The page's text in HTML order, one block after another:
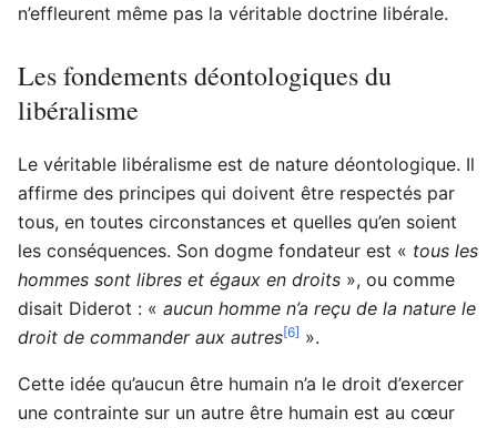
n’effleurent même pas la véritable doctrine libérale.
Les fondements déontologiques du
libéralisme
Le véritable libéralisme est de nature déontologique. Il
affirme des principes qui doivent être respectés par
tous, en toutes circonstances et quelles qu’en soient
les conséquences. Son dogme fondateur est « tous les
hommes sont libres et égaux en droits », ou comme
disait Diderot : « aucun homme n’a reçu de la nature le
droit de commander aux autres[6] ».
Cette idée qu’aucun être humain n’a le droit d’exercer
une contrainte sur un autre être humain est au cœur